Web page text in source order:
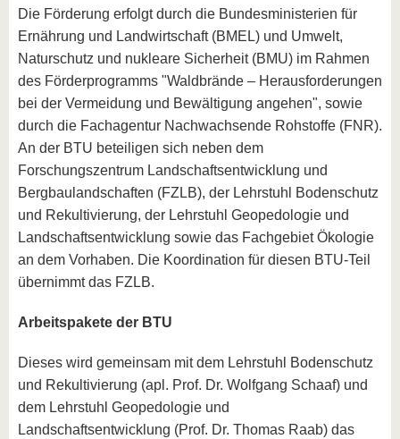
Die Förderung erfolgt durch die Bundesministerien für
Ernährung und Landwirtschaft (BMEL) und Umwelt,
Naturschutz und nukleare Sicherheit (BMU) im Rahmen
des Förderprogramms "Waldbrände – Herausforderungen
bei der Vermeidung und Bewältigung angehen", sowie
durch die Fachagentur Nachwachsende Rohstoffe (FNR).
An der BTU beteiligen sich neben dem
Forschungszentrum Landschaftsentwicklung und
Bergbaulandschaften (FZLB), der Lehrstuhl Bodenschutz
und Rekultivierung, der Lehrstuhl Geopedologie und
Landschaftsentwicklung sowie das Fachgebiet Ökologie
an dem Vorhaben. Die Koordination für diesen BTU-Teil
übernimmt das FZLB.
Arbeitspakete der BTU
Dieses wird gemeinsam mit dem Lehrstuhl Bodenschutz
und Rekultivierung (apl. Prof. Dr. Wolfgang Schaaf) und
dem Lehrstuhl Geopedologie und
Landschaftsentwicklung (Prof. Dr. Thomas Raab) das